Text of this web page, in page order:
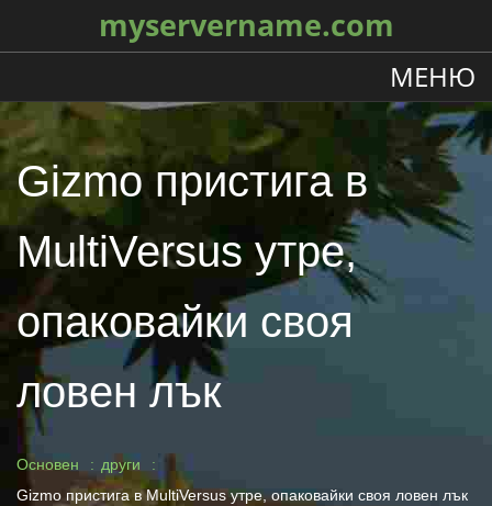
myservername.com
МЕНЮ
Gizmo пристига в
MultiVersus утре,
опаковайки своя
ловен лък
Основен
други
Gizmo пристига в MultiVersus утре, опаковайки своя ловен лък